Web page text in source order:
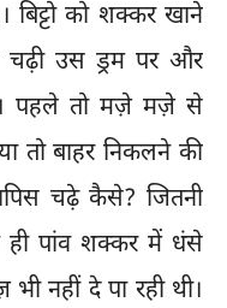
को शक्कर खाने
उस ड्रम पर और
पहले तो मज़े मज़े से
तो बाहर निकलने की
चढ़े कैसे? जितनी
पांव शक्कर में धंसे
नहीं दे पा रही थी।